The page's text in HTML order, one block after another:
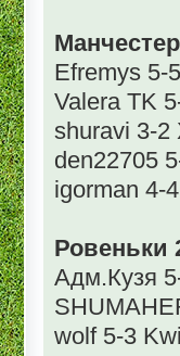
Efremys 5-
Valera TK
shuravi 3-2
den22705
igorman 4-
Ровеньки
Адм.Кузя
wolf 5-3